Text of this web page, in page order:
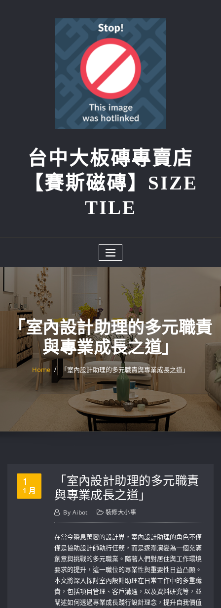
台中大板磚專賣店
【賽斯磁磚】SIZE
TILE
「室內設計助理的多元職責
與專業成長之道」
Home 「室內設計助理的多元職責與專業成長之道」
1
1 月
「室內設計助理的多元職責
與專業成長之道」
By Aibot 裝修大小事
在當今瞬息萬變的設計界，室內設計助理的角色不僅
僅是協助設計師執行任務，而是逐漸演變為一個充滿
創意與挑戰的多元職業。隨著人們對居住與工作環境
要求的提升，這一職位的專業性與重要性日益凸顯。
本文將深入探討室內設計助理在日常工作中的多重職
責，包括項目管理、客戶溝通，以及資料研究等，並
闡述如何透過專業成長踐行設計理念，提升自我價值